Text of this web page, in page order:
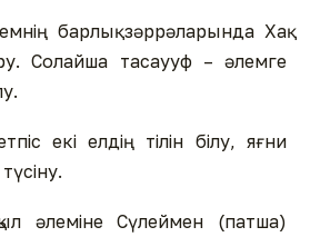
барлық зәррәларында Хақ
Солайша тасаууф – әлемге
екі елдің тілін білу, яғни
әлеміне Сүлеймен (патша)